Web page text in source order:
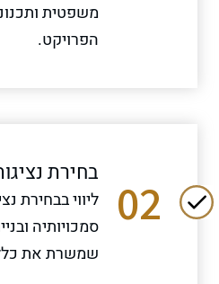
משפטית
הפרויקט.
02
בחירת
ליווי בבחירת
סמכויותיה
שמשרת את כלל